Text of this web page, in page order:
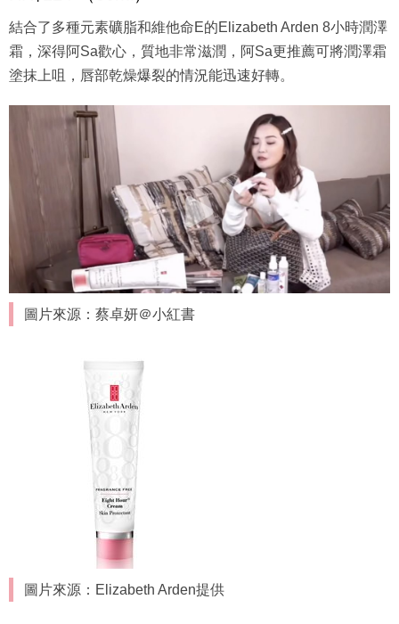
結合了多種元素礦脂和維他命E的Elizabeth Arden 8小時潤澤
霜，深得阿Sa歡心，質地非常滋潤，阿Sa更推薦可將潤澤霜
塗抹上咀，唇部乾燥爆裂的情況能迅速好轉。
圖片來源：蔡卓妍＠小紅書
圖片來源：Elizabeth Arden提供